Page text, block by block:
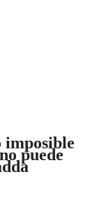
imposible
puede